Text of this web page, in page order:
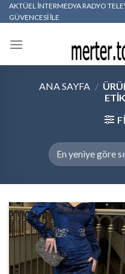
Skip
to
AKTÜEL İNTERMEDYA RADYO
GÜVENCESİ İLE
ANA SAYFA /